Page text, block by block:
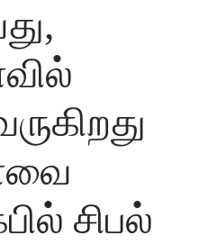
சிபல்